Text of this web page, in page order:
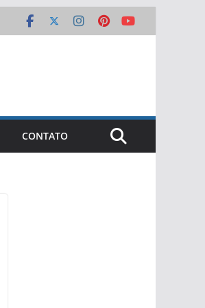
CONTATO